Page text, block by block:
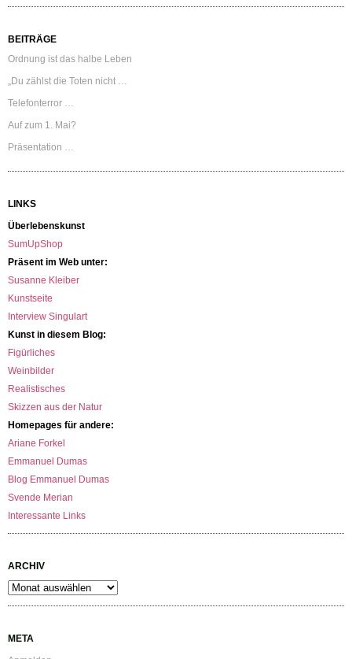
BEITRÄGE
Ordnung ist das halbe Leben
„Du zählst die Toten nicht …
Telefonterror …
Auf zum 1. Mai?
Präsentation …
LINKS
Überlebenskunst
SumUpShop
Präsent im Web unter:
Susanne Kleiber
Kunstseite
Interview Singulart
Kunst in diesem Blog:
Figürliches
Weinbilder
Realistisches
Skizzen aus der Natur
Homepages für andere:
Ariane Forkel
Emmanuel Dumas
Blog Emmanuel Dumas
Svende Merian
Interessante Links
ARCHIV
Archiv
META